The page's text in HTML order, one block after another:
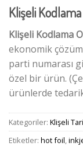
Klişeli
Klişeli Kodlama
ekonomik
parti numarası
özel bir ürün.
ürünlerde
Kategoriler: Klişeli
Etiketler: hot foil,